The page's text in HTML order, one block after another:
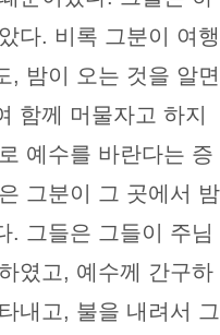
다. 비록 그분이 여행
, 밤이 오는 것을 알면
함께 머물자고 하지
예수를 바란다는 증
그분이 그 곳에서 밤
. 그들은 그들이 주님
였고, 예수께 간구하
내고, 불을 내려서 그